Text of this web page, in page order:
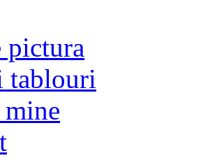
pictura
tablouri
mine